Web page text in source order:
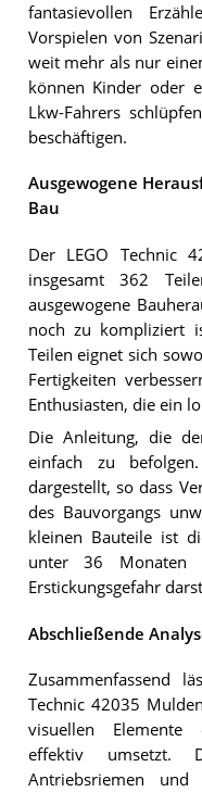
fantasievollen
Vorspielen von
weit mehr als nur
können Kinder oder
Lkw-Fahrers
beschäftigen.
Ausgewogene
Bau
Der LEGO Technic
insgesamt 362
ausgewogene
noch zu kompliziert
Teilen eignet sich
Fertigkeiten
Enthusiasten, die ein
Die Anleitung, die
einfach zu
dargestellt, so dass
des Bauvorgangs
kleinen Bauteile ist
unter 36 Monaten
Erstickungsgefahr
Abschließende
Zusammenfassend
Technic 42035
visuellen Elemente
effektiv umsetzt.
Antriebsriemen